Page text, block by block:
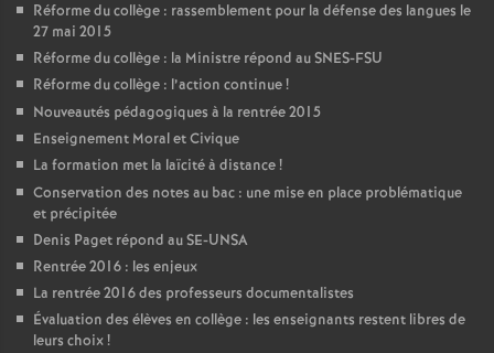
Réforme du collège : rassemblement pour la défense des langues le
27 mai 2015
Réforme du collège : la Ministre répond au SNES-FSU
Réforme du collège : l’action continue!
Nouveautés pédagogiques à la rentrée 2015
Enseignement Moral et Civique
La formation met la laïcité à distance!
Conservation des notes au bac : une mise en place problématique
et précipitée
Denis Paget répond au SE-UNSA
Rentrée 2016 : les enjeux
La rentrée 2016 des professeurs documentalistes
Évaluation des élèves en collège : les enseignants restent libres de
leurs choix!